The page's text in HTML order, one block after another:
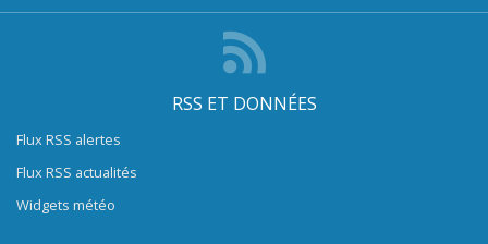
RSS ET DONNÉES
Flux RSS alertes
Flux RSS actualités
Widgets météo